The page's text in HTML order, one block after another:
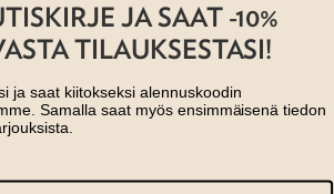
MYYMÄLÄT
OTA YHTEYTTÄ
EVÄSTESELOSTE
JA TOIMITUSEHDOT
JA SAAT -10%
TILAUKSESTASI!
ja saat kiitokseksi alennuskoodin
Samalla saat myös ensimmäisenä tiedon